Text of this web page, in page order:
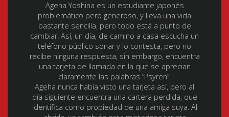
Ageha Yoshina es un estudiante japonés
problemático pero generoso, y lleva una vida
bastante sencilla, pero todo está a punto de
cambiar. Así, un día, de camino a casa escucha un
teléfono público sonar y lo contesta, pero no
recibe ninguna respuesta, sin embargo, encuentra
una tarjeta de llamada en la que se aprecian
claramente las palabras “Psyren”.
Ageha nunca había visto una tarjeta así, pero al
día siguiente encuentra una cartera perdida, que
identifica como propiedad de una amiga suya. Al